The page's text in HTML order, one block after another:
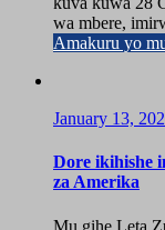
wa mbere,
Amakuru yo
January 13,
Dore ikihishe
za Amerika
Mu gihe Leta